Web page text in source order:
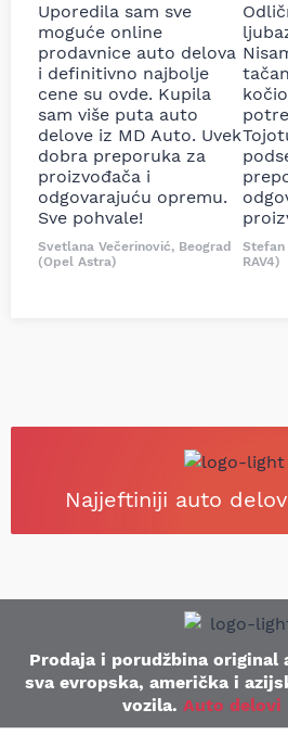
Uporedila sam sve
moguće online
prodavnice auto delova
i definitivno najbolje
cene su ovde. Kupila
sam više puta auto
delove iz MD Auto. Uvek
dobra preporuka za
proizvođača i
odgovarajuću opremu.
Sve pohvale!
Svetlana Večerinović, Beograd
(Opel Astra)
Stefan
RAV4)
Najjeftiniji auto
Prodaja i porudžbina original
sva evropska, američka i
vozila. Auto delovi